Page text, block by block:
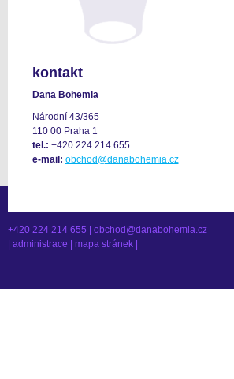
kontakt
Dana Bohemia
Národní 43/365
110 00 Praha 1
tel.: +420 224 214 655
e-mail: obchod@danabohemia.cz
+420 224 214 655 | obchod@danabohemia.cz
administrace mapa stránek|